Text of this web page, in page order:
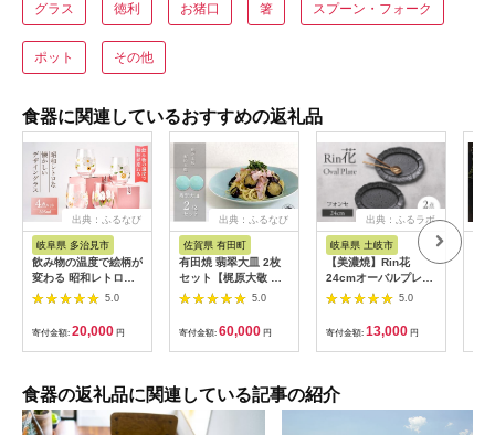
グラス 徳利 お猪口 箸 スプーン・フォーク
ポット その他
食器に関連しているおすすめの返礼品
出典：ふるなび
岐阜県 多治見市
飲み物の温度で絵柄が
変わる 昭和レトロな
懐かしいデザイン グ
ラス 4点 セット【昭
和転写】[TCF001]
5.0
寄付金額: 20,000 円
出典：ふるなび
佐賀県 有田町
有田焼 翡翠大皿 2枚
セット【梶原大敬 茂
正工房】 器 うつわ 食
器 皿 大皿 パスタ皿
カレー皿 ワンプレー
ト 2枚 セット ペア 青
磁 翡翠 青 ブルー グ
くろ シンプル 電子レ
ンジ対応 60000円 6
万円 ak044
5.0
寄付金額: 60,000 円
出典：ふるラボ
岐阜県 土岐市
【美濃焼】Rin花
24cmオーバルプレー
ト2点セット（ﾌｫﾝｾ）
【Felice-フェリーチ
ェ-藤田陶器】
[MBX067]
5.0
寄付金額: 13,000 円
食器の返礼品に関連している記事の紹介